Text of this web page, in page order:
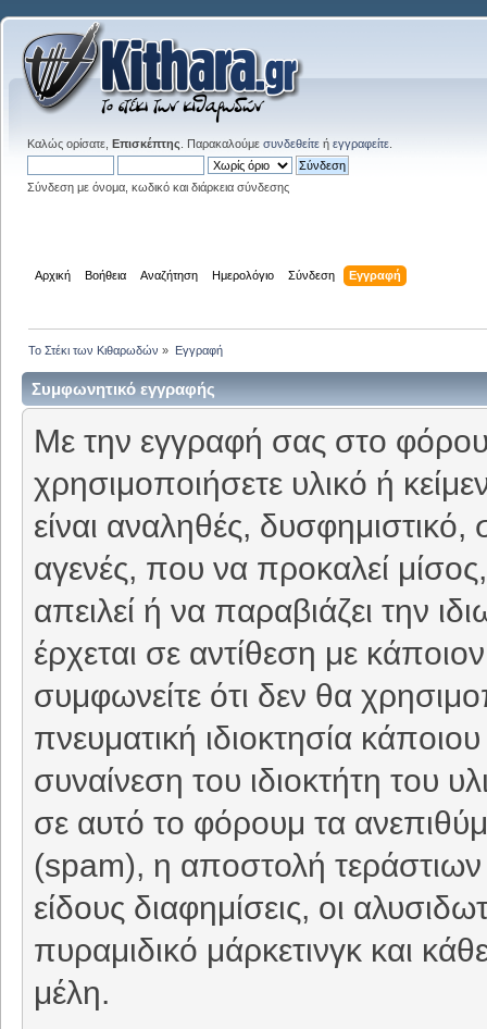
Καλώς ορίσατε, Επισκέπτης . Παρακαλούμε συνδεθείτε ή εγγραφείτε
Σύνδεση με όνομα, κωδικό και διάρκεια σύνδεσης
Αρχική Βοήθεια Αναζήτηση Ημερολόγιο Σύνδεση Εγγραφή
Το Στέκι των Κιθαρωδών » Εγγραφή
Συμφωνητικό εγγραφής
Με την εγγραφή σας στο
χρησιμοποιήσετε υλικό ή
είναι αναληθές, δυσφημιστικό,
αγενές, που να προκαλεί
απειλεί ή να παραβιάζει την
έρχεται σε αντίθεση με
συμφωνείτε ότι δεν θα
πνευματική ιδιοκτησία
συναίνεση του ιδιοκτήτη του
σε αυτό το φόρουμ τα
(spam), η αποστολή
είδους διαφημίσεις, οι
πυραμιδικό μάρκετινγκ και
μέλη.